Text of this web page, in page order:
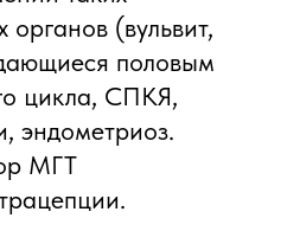
(вульвит,
половым
цикла, СПКЯ,
эндометриоз.
МГТ